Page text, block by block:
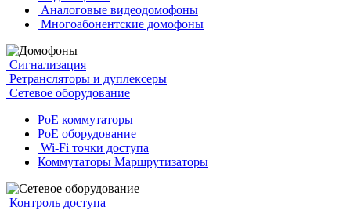
Аналоговые видеодомофоны
Многоабонентские домофоны
Сигнализация
Ретрансляторы и дуплексеры
Сетевое оборудование
PoE коммутаторы
PoE оборудование
Wi-Fi точки доступа
Коммутаторы Маршрутизаторы
Контроль доступа